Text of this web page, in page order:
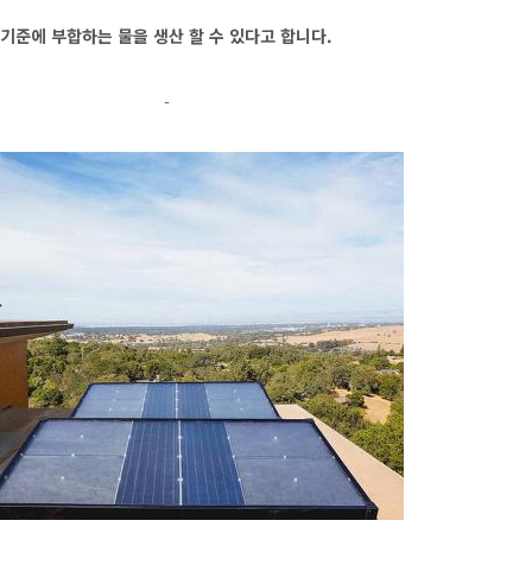
기준에 부합하는 물을 생산 할 수 있다고 합니다.
-